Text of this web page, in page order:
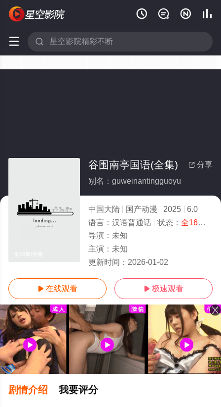
   
 
 分享
谷围南亭国语(全集)
别名：guweinantingguoyu
中国大陆 国产动漫 2025
6.0
语言： 汉语普通话 状态： 全16集
导演： 未知
主演： 未知
更新时间： 2026-01-02
 在线观看  极速观看
剧情介绍 我要评分